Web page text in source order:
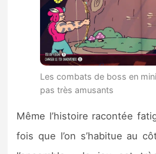
Les combats de boss en
pas très amusants
Même l’histoire racontée
fois que l’on s’habitue au